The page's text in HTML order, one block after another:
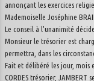
annonçant les exercices
Mademoiselle Joséphine
Le conseil à l'unanimité
Monsieur le trésorier est
permettra, dans les
Fait et délibéré les jour, mois
CORDES trésorier, JAMBERT